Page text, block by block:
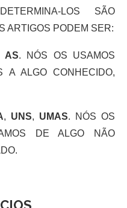
LOS SÃO
ARTIGOS PODEM SER:
AS. NÓS OS USAMOS
A ALGO CONHECIDO,
, UNS, UMAS. NÓS OS
DE ALGO NÃO